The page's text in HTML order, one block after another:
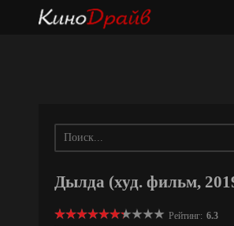
Дылда (худ. фильм,
Рейтинг: 6.3